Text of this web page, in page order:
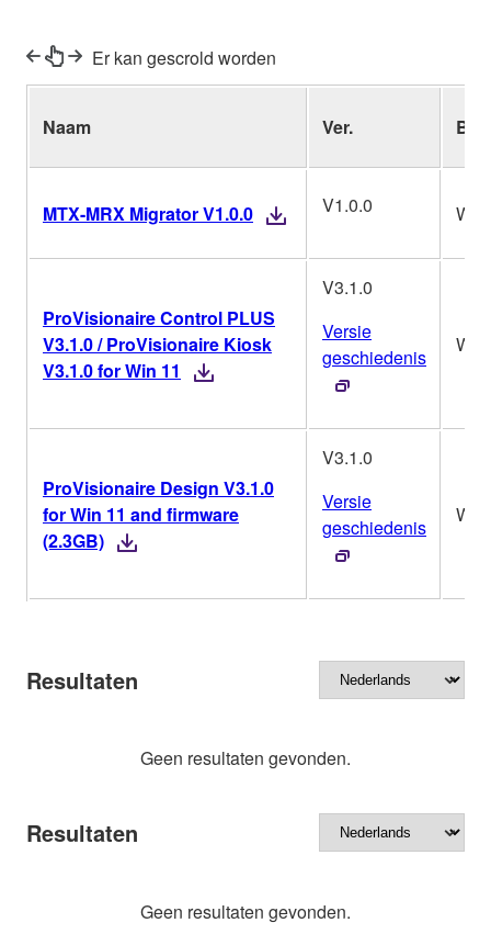
Er kan gescrold worden
Naam Ver.
MTX-MRX Migrator V1.0.0 V1.0.0 Win
ProVisionaire Control PLUS
V3.1.0 / ProVisionaire Kiosk
V3.1.0 for Win 11
V3.1.0
Versie
geschiedenis
Win
ProVisionaire Design V3.1.0
for Win 11 and firmware
(2.3GB)
V3.1.0
Versie
geschiedenis
Win
Resultaten
Geen resultaten gevonden.
Resultaten
Geen resultaten gevonden.